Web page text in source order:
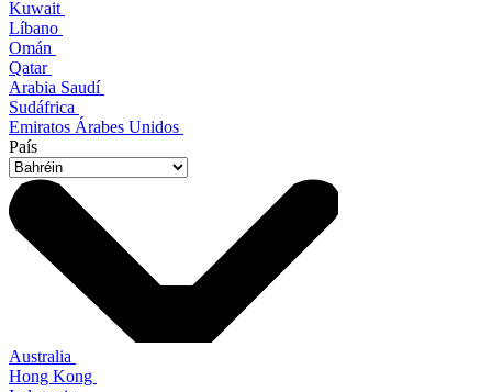
Kuwait
Líbano
Omán
Qatar
Arabia Saudí
Sudáfrica
Emiratos Árabes Unidos
País
Australia
Hong Kong